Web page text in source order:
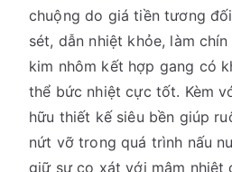
chuộng do giá tiền tương
sét, dẫn nhiệt khỏe, làm
kim nhôm kết hợp gang có
thể bức nhiệt cực tốt. Kèm
hữu thiết kế siêu bền giúp
nứt vỡ trong quá trình nấu
giữ sự cọ xát với mâm nhiệt